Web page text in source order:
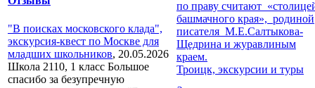
"В поисках московского клада",
экскурсия-квест по Москве для
младших школьников, 20.05.2026
Школа 2110, 1 класс Большое
спасибо за безупречную
по праву считают
башмачного края», родиной
писателя М.Е.Салтыкова-
Щедрина и журавлиным
краем.
Троицк, экскурсии и туры